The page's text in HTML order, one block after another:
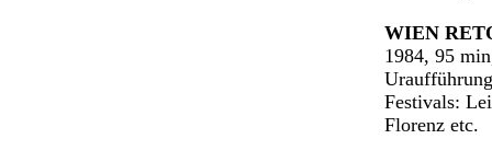
WIEN
1984, 95
Festivals:
Florenz etc.